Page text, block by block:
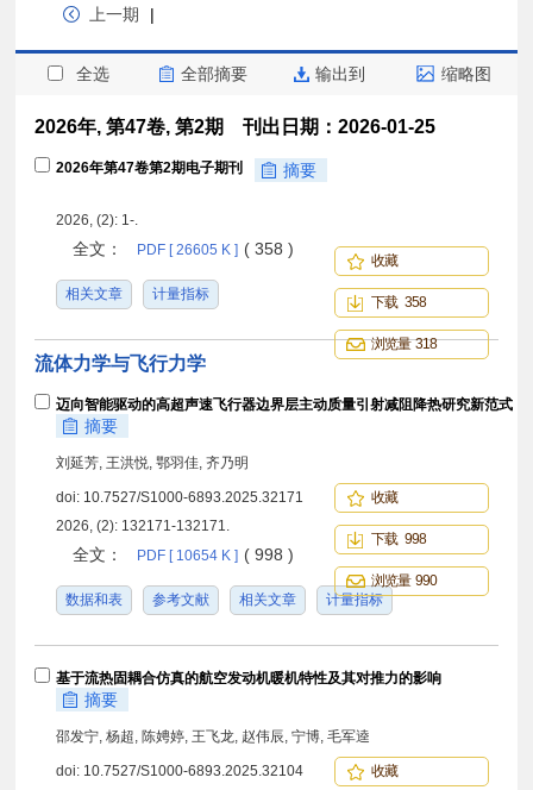
上一期
|
全选 全部摘要 输出到 缩略图
2026年, 第47卷, 第2期 刊出日期：2026-01-25
2026年第47卷第2期电子期刊 摘要
2026, (2): 1-.
全文： PDF [ 26605 K ] ( 358 )
相关文章 计量指标
收藏
下载 358
浏览量 318
流体力学与飞行力学
迈向智能驱动的高超声速飞行器边界层主动质量引射减阻降热研究新范式
摘要
刘延芳, 王洪悦, 鄂羽佳, 齐乃明
doi: 10.7527/S1000-6893.2025.32171
2026, (2): 132171-132171.
全文： PDF [ 10654 K ] ( 998 )
数据和表 参考文献 相关文章 计量指标
收藏
下载 998
浏览量 990
基于流热固耦合仿真的航空发动机暖机特性及其对推力的影响
摘要
邵发宁, 杨超, 陈娉婷, 王飞龙, 赵伟辰, 宁博, 毛军逵
doi: 10.7527/S1000-6893.2025.32104
收藏